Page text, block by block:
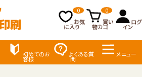
お気
に入り
0
買い
物カゴ
0
ログ
イン
初めてのお
客様
よくある質
問
メニュー